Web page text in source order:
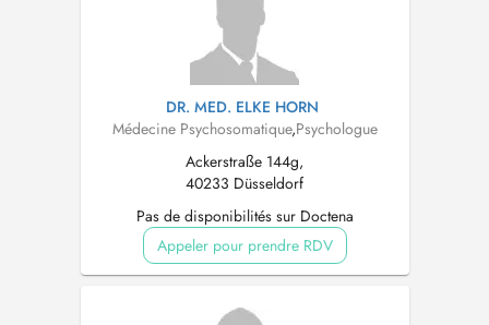
DR. MED. ELKE HORN
Médecine Psychosomatique,Psychologue
Ackerstraße 144g,
40233 Düsseldorf
Pas de disponibilités sur Doctena
Appeler pour prendre RDV